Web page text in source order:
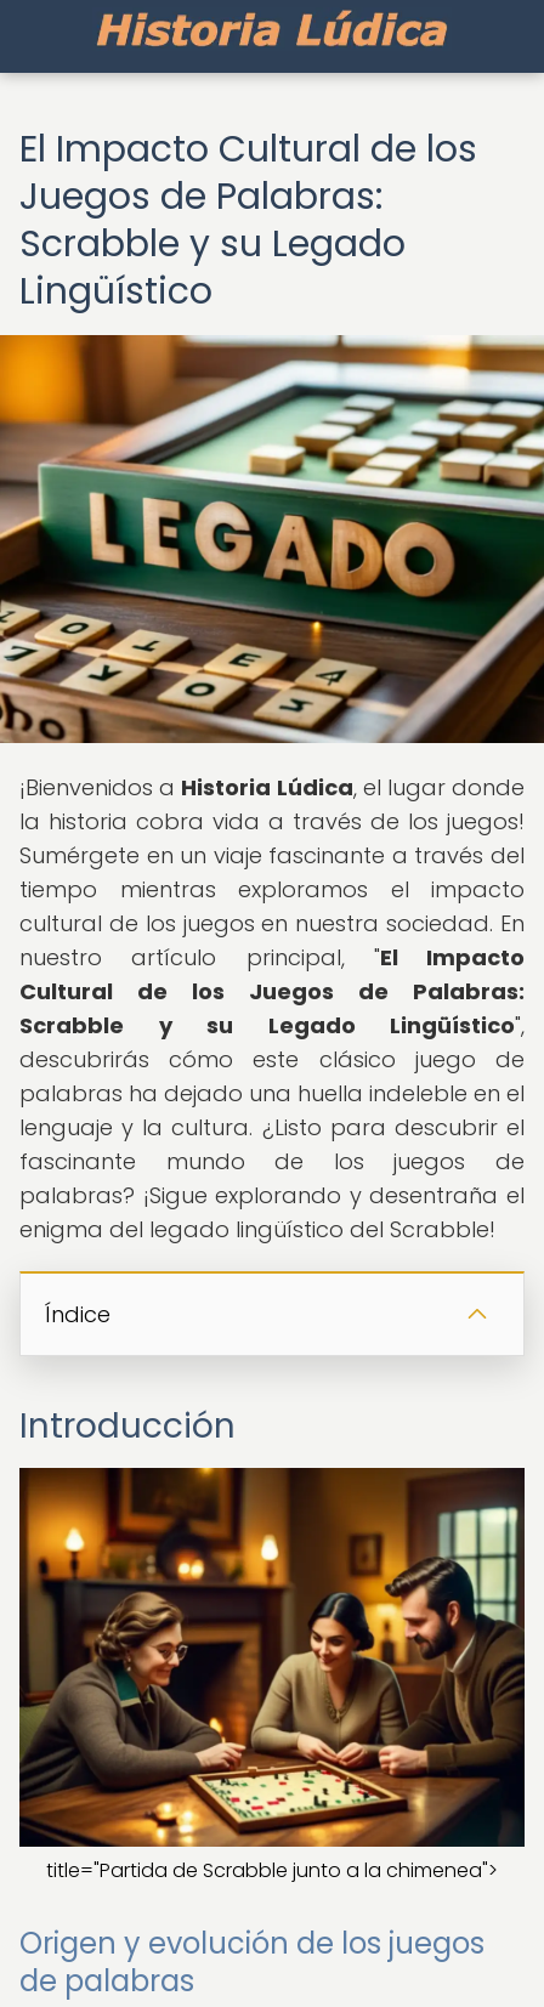
El Impacto Cultural de los
Juegos de Palabras:
Scrabble y su Legado
Lingüístico
¡Bienvenidos a Historia Lúdica, el lugar donde
la historia cobra vida a través de los juegos!
Sumérgete en un viaje fascinante a través del
tiempo mientras exploramos el impacto
cultural de los juegos en nuestra sociedad. En
nuestro artículo principal, "El Impacto
Cultural de los Juegos de Palabras:
Scrabble y su Legado Lingüístico",
descubrirás cómo este clásico juego de
palabras ha dejado una huella indeleble en el
lenguaje y la cultura. ¿Listo para descubrir el
fascinante mundo de los juegos de
palabras? ¡Sigue explorando y desentraña el
enigma del legado lingüístico del Scrabble!
Índice
Introducción
title="Partida de Scrabble junto a la chimenea">
Origen y evolución de los juegos
de palabras